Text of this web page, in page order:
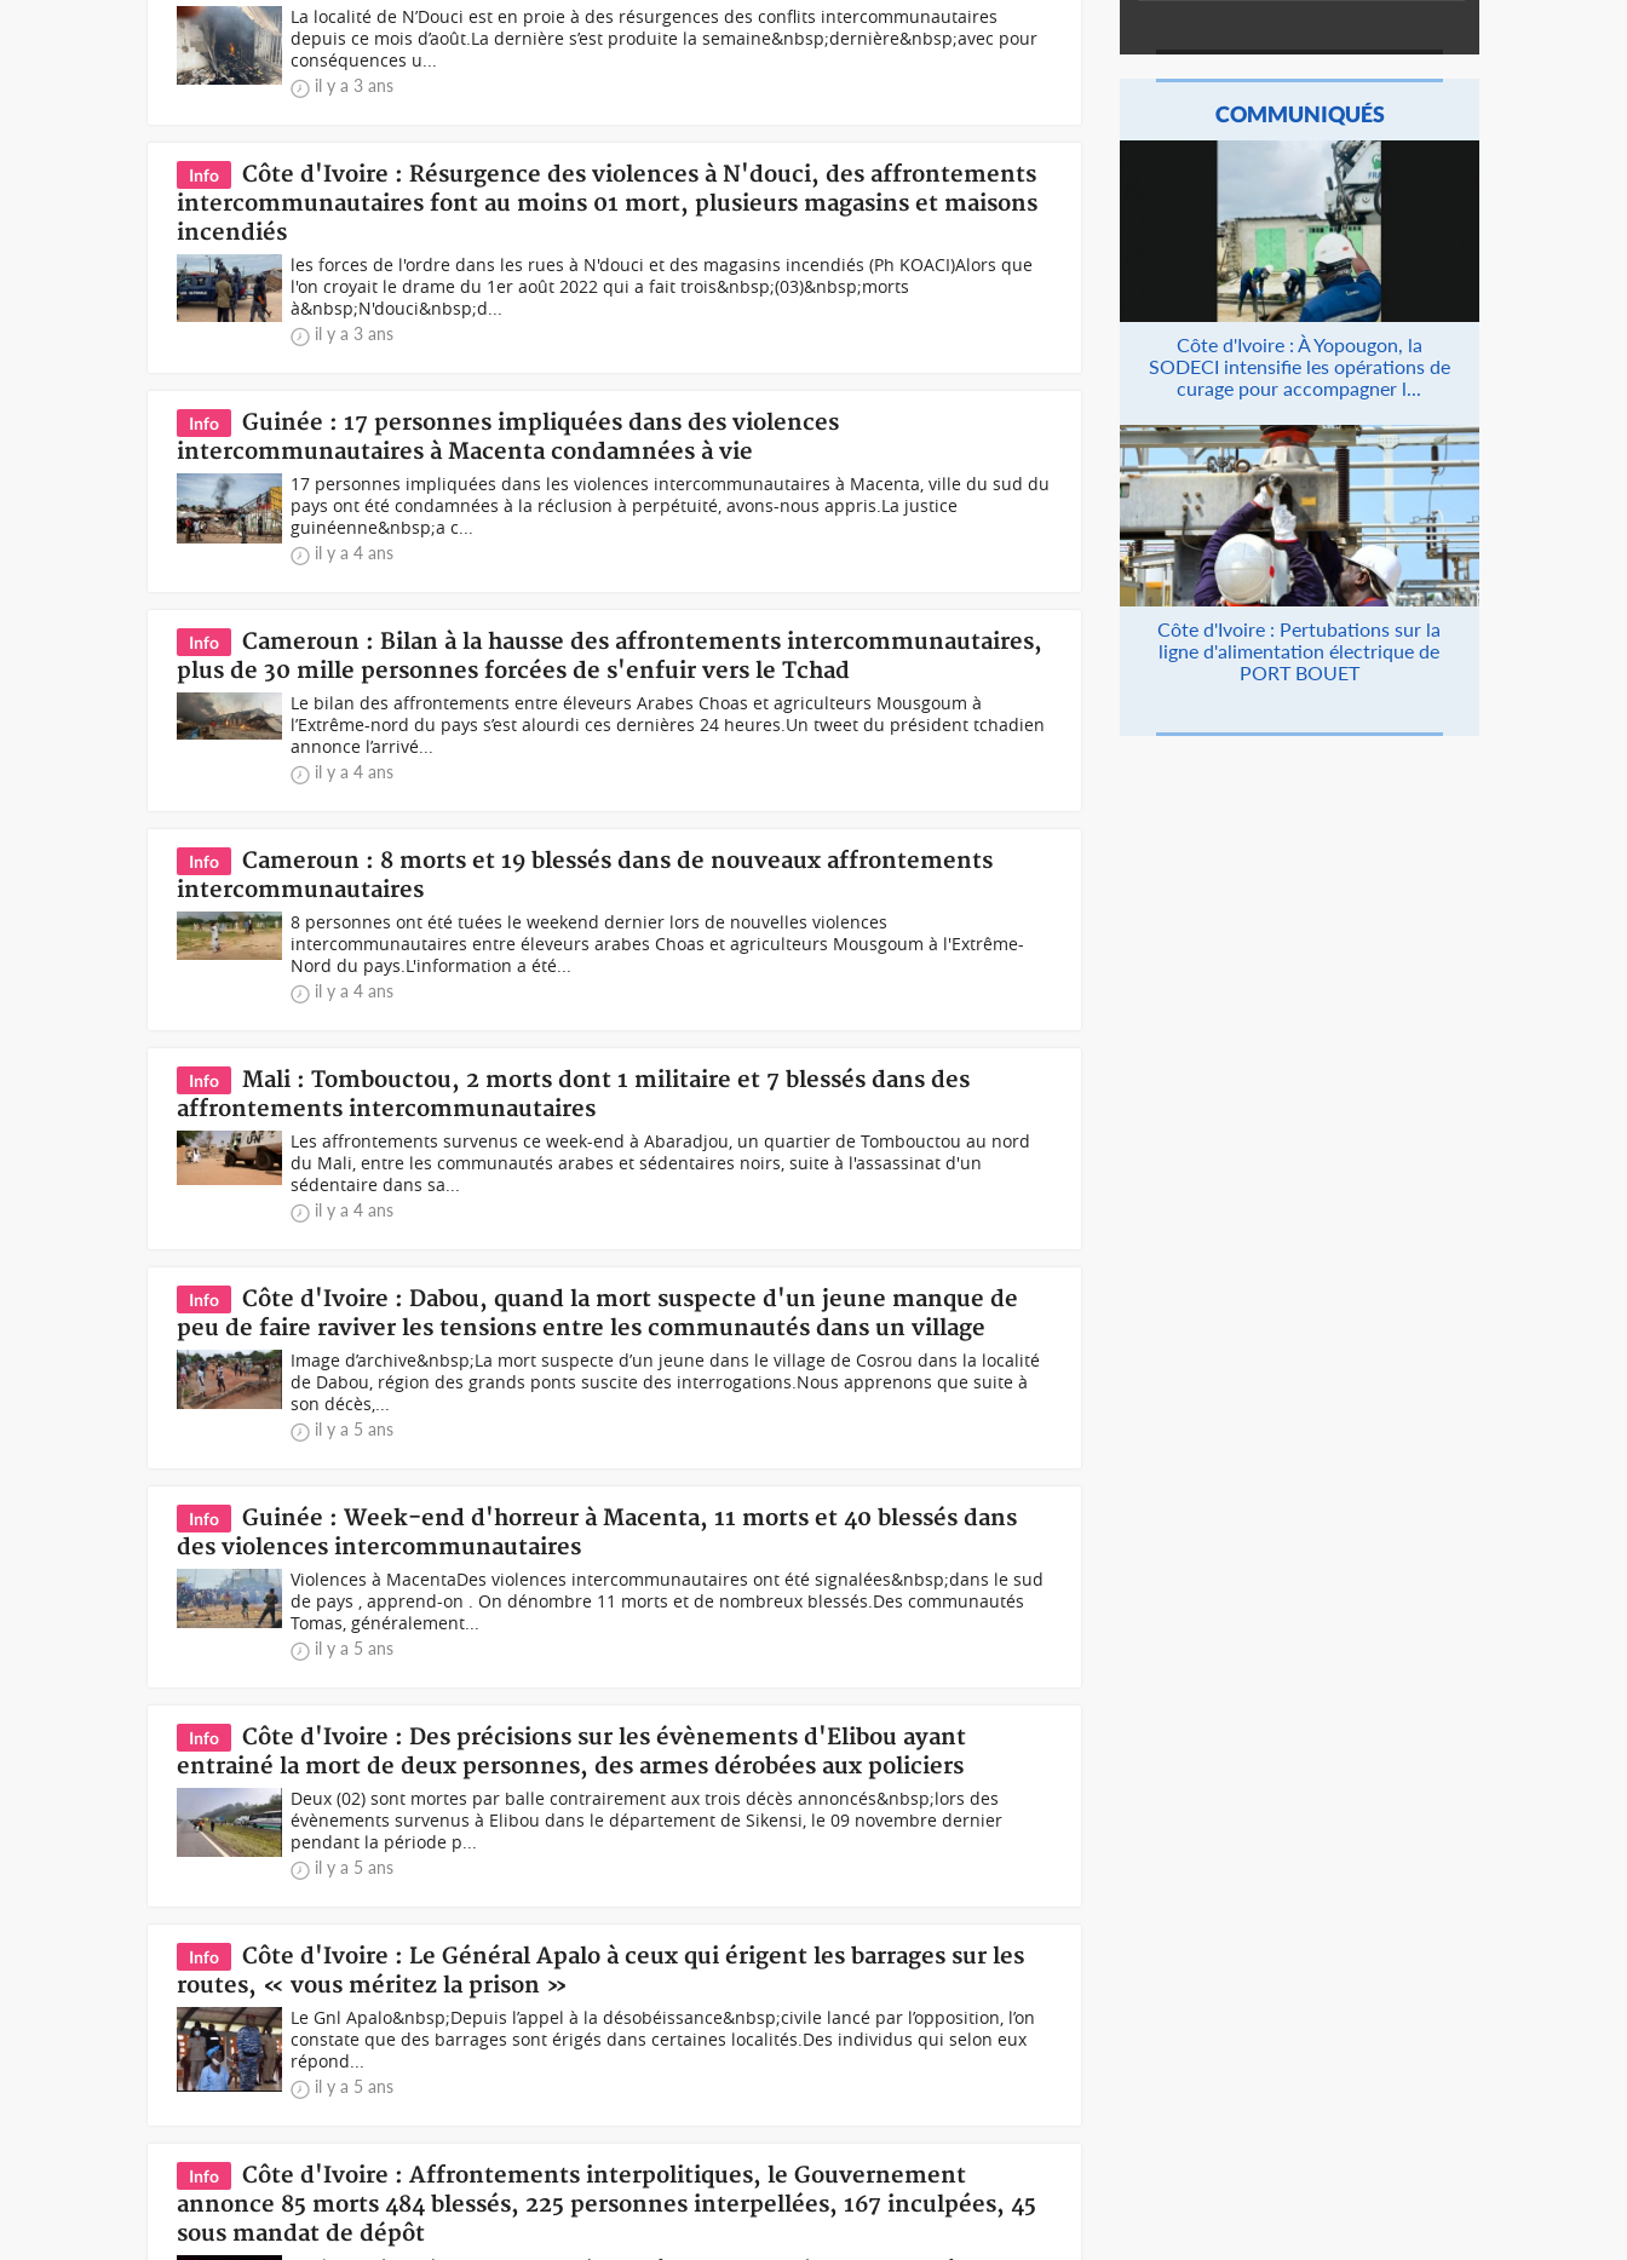
La localité de N’Douci est en proie à des résurgences des conflits intercommunautaires
depuis ce mois d’août.La dernière s’est produite la semaine&nbsp;dernière&nbsp;avec pour
conséquences u...
il y a 3 ans
Info
Côte d'Ivoire : Résurgence des violences à N'douci, des affrontements
intercommunautaires font au moins 01 mort, plusieurs magasins et maisons
incendiés
les forces de l'ordre dans les rues à N'douci et des magasins incendiés (Ph KOACI)Alors que
l'on croyait le drame du 1er août 2022 qui a fait trois&nbsp;(03)&nbsp;morts
à&nbsp;N'douci&nbsp;d...
il y a 3 ans
Info
Guinée : 17 personnes impliquées dans des violences
intercommunautaires à Macenta condamnées à vie
17 personnes impliquées dans les violences intercommunautaires à Macenta, ville du sud du
pays ont été condamnées à la réclusion à perpétuité, avons-nous appris.La justice
guinéenne&nbsp;a c...
il y a 4 ans
Info
Cameroun : Bilan à la hausse des affrontements intercommunautaires,
plus de 30 mille personnes forcées de s'enfuir vers le Tchad
Le bilan des affrontements entre éleveurs Arabes Choas et agriculteurs Mousgoum à
l’Extrême-nord du pays s’est alourdi ces dernières 24 heures.Un tweet du président tchadien
annonce l’arrivé...
il y a 4 ans
Info
Cameroun : 8 morts et 19 blessés dans de nouveaux affrontements
intercommunautaires
8 personnes ont été tuées le weekend dernier lors de nouvelles violences
intercommunautaires entre éleveurs arabes Choas et agriculteurs Mousgoum à l'Extrême-
Nord du pays.L'information a été...
il y a 4 ans
Info
Mali : Tombouctou, 2 morts dont 1 militaire et 7 blessés dans des
affrontements intercommunautaires
Les affrontements survenus ce week-end à Abaradjou, un quartier de Tombouctou au nord
du Mali, entre les communautés arabes et sédentaires noirs, suite à l'assassinat d'un
sédentaire dans sa...
il y a 4 ans
Info
Côte d'Ivoire : Dabou, quand la mort suspecte d'un jeune manque de
peu de faire raviver les tensions entre les communautés dans un village
Image d’archive&nbsp;La mort suspecte d’un jeune dans le village de Cosrou dans la localité
de Dabou, région des grands ponts suscite des interrogations.Nous apprenons que suite à
son décès,...
il y a 5 ans
Info
Guinée : Week-end d'horreur à Macenta, 11 morts et 40 blessés dans
des violences intercommunautaires
Violences à MacentaDes violences intercommunautaires ont été signalées&nbsp;dans le sud
de pays , apprend-on . On dénombre 11 morts et de nombreux blessés.Des communautés
Tomas, généralement...
il y a 5 ans
Info
Côte d'Ivoire : Des précisions sur les évènements d'Elibou ayant
entrainé la mort de deux personnes, des armes dérobées aux policiers
Deux (02) sont mortes par balle contrairement aux trois décès annoncés&nbsp;lors des
évènements survenus à Elibou dans le département de Sikensi, le 09 novembre dernier
pendant la période p...
il y a 5 ans
Info
Côte d'Ivoire : Le Général Apalo à ceux qui érigent les barrages sur les
routes, « vous méritez la prison »
Le Gnl Apalo&nbsp;Depuis l’appel à la désobéissance&nbsp;civile lancé par l’opposition, l’on
constate que des barrages sont érigés dans certaines localités.Des individus qui selon eux
répond...
il y a 5 ans
Info
Côte d'Ivoire : Affrontements interpolitiques, le Gouvernement
annonce 85 morts 484 blessés, 225 personnes interpellées, 167 inculpées, 45
sous mandat de dépôt
COMMUNIQUÉS
Côte d'Ivoire : À Yopougon, la
SODECI intensifie les opérations de
curage pour accompagner l...
Côte d'Ivoire : Pertubations sur la
ligne d'alimentation électrique de
PORT BOUET